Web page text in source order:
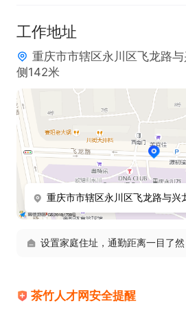
✅ 可灵活调配工作时间，兼顾家
✅ 客源房源稳定，租赁成交快，
✅ 提成上不封顶，多劳多得，收
✅ 工作氛围轻松，没有复杂内卷
薪资结构
底薪+租房提成+开单奖金+绩效
有意向直接私信/电话联系，期
工作地址
重庆市市辖区永川区飞龙路
侧142米
设置家庭住址，通勤距离一目了然
茶竹人才网安全提醒